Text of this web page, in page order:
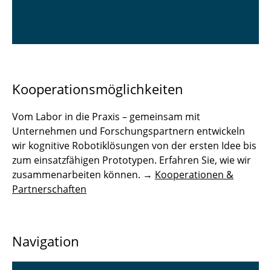
Kooperationsmöglichkeiten
Vom Labor in die Praxis – gemeinsam mit
Unternehmen und Forschungspartnern entwickeln
wir kognitive Robotiklösungen von der ersten Idee bis
zum einsatzfähigen Prototypen. Erfahren Sie, wie wir
zusammenarbeiten können. → Kooperationen &
Partnerschaften
Navigation